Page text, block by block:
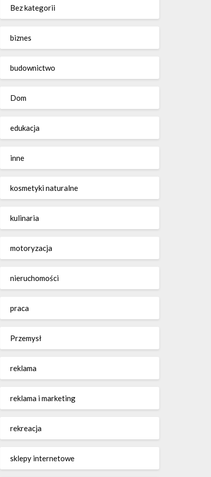
Bez kategorii
biznes
budownictwo
Dom
edukacja
inne
kosmetyki naturalne
kulinaria
motoryzacja
nieruchomości
praca
Przemysł
reklama
reklama i marketing
rekreacja
sklepy internetowe